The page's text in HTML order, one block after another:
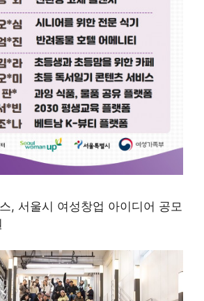
, 서울시 여성창업 아이디어 공모